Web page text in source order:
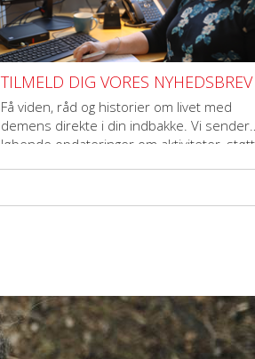
TILMELD DIG VORES NYHEDSBREV
Få viden, råd og historier om livet med
demens direkte i din indbakke. Vi sender
løbende opdateringer om aktiviteter,